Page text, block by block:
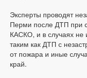
Эксперты проводят
Перми после ДТП при
КАСКО, и в случаях
таким как ДТП с
от пожара и иные
край.